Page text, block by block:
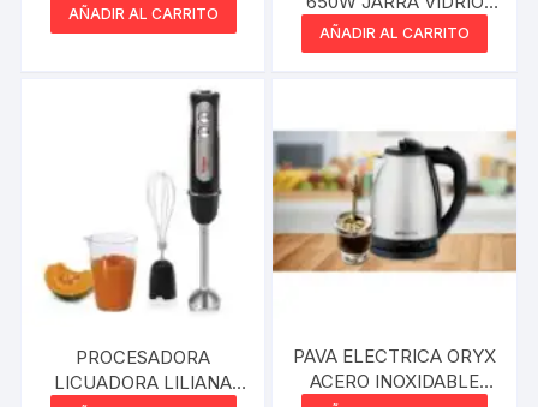
AÑADIR AL CARRITO
BLANCO
AÑADIR AL CARRITO
PROCESADORA
LICUADORA LILIANA
PAVA ELECTRICA ORYX
ACERO INOXIDABLE